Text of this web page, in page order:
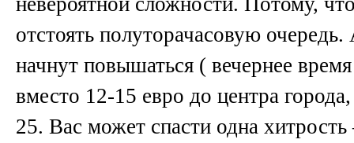
отстоять полуторачасовую
начнут повышаться ( вечернее
вместо 12-15 евро до центра
25. Вас может спасти одна